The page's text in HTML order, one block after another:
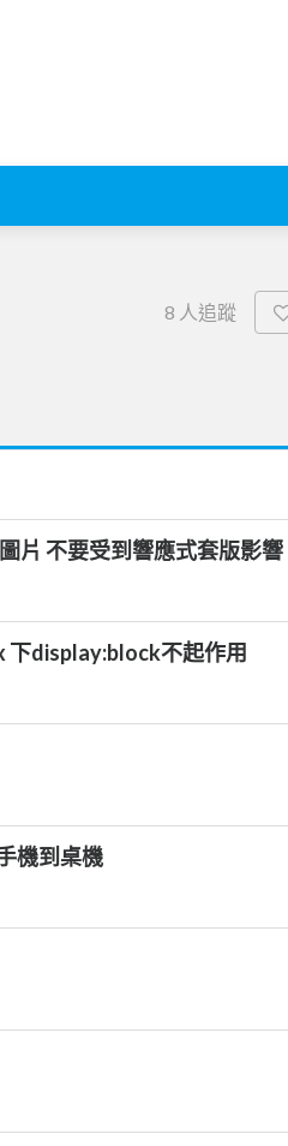
8 人追蹤
片 不要受到響應式套版影響
下display:block不起作用
機到桌機